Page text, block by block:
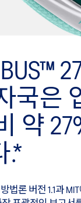
국은
약
.*
법론 버전 1.1과